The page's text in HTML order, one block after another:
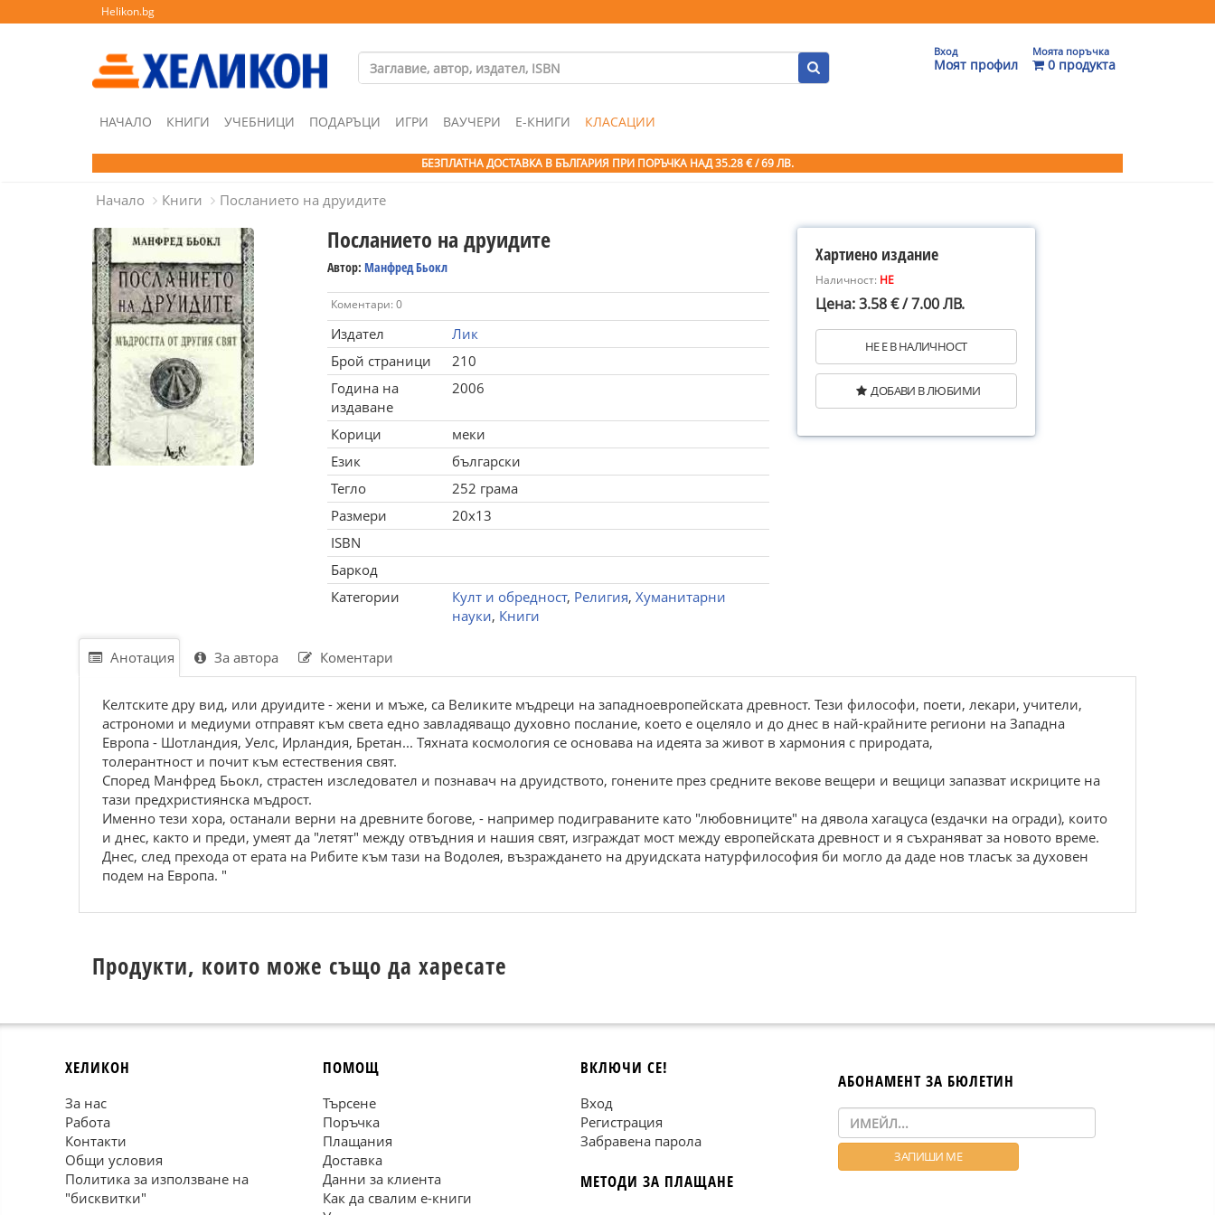
Helikon.bg
Вход
Моят профил
Моята поръчка
0 продукта
НАЧАЛО КНИГИ УЧЕБНИЦИ ПОДАРЪЦИ ИГРИ ВАУЧЕРИ Е-КНИГИ КЛАСАЦИИ
БЕЗПЛАТНА ДОСТАВКА В БЪЛГАРИЯ ПРИ ПОРЪЧКА НАД 35.28 € / 69 ЛВ.
Начало Книги Посланието на друидите
Посланието на друидите
Автор: Манфред Бьокл
Коментари: 0
Издател
Лик
Брой страници
210
Година на
издаване
2006
Корици
меки
Език
български
Тегло
252 грама
Размери
20x13
ISBN
Баркод
Категории
Култ и обредност, Религия, Хуманитарни
науки, Книги
Хартиено издание
Наличност: НЕ
Цена: 3.58 € / 7.00 ЛВ.
НЕ Е В НАЛИЧНОСТ
ДОБАВИ В ЛЮБИМИ
Анотация За автора Коментари
Келтските дру вид, или друидите - жени и мъже, са Великите мъдреци на западноевропейската древност. Тези философи, поети, лекари, учители,
астрономи и медиуми отправят към света едно завладяващо духовно послание, което е оцеляло и до днес в най-крайните региони на Западна
Европа - Шотландия, Уелс, Ирландия, Бретан... Тяхната космология се основава на идеята за живот в хармония с природата,
толерантност и почит към естествения свят.
Според Манфред Бьокл, страстен изследовател и познавач на друидството, гонените през средните векове вещери и вещици запазват искриците на
тази предхристиянска мъдрост.
Именно тези хора, останали верни на древните богове, - например подиграваните като "любовниците" на дявола хагацуса (ездачки на огради), които
и днес, както и преди, умеят да "летят" между отвъдния и нашия свят, изграждат мост между европейската древност и я съхраняват за новото време.
Днес, след прехода от ерата на Рибите към тази на Водолея, възраждането на друидската натурфилософия би могло да даде нов тласък за духовен
подем на Европа. "
Продукти, които може също да харесате
ХЕЛИКОН
За нас
Работа
Контакти
Общи условия
Политика за използване на
"бисквитки"
ПОМОЩ
Търсене
Поръчка
Плащания
Доставка
Данни за клиента
Как да свалим е-книги
ВКЛЮЧИ СЕ!
Вход
Регистрация
Забравена парола
МЕТОДИ ЗА ПЛАЩАНЕ
АБОНАМЕНТ ЗА БЮЛЕТИН